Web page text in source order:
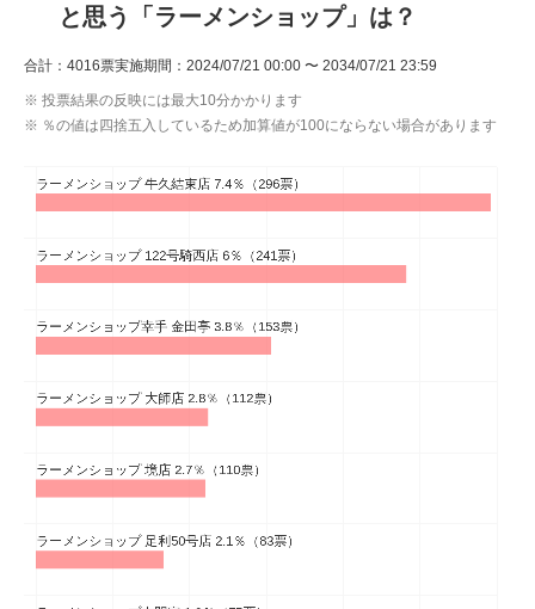
ITの今と未来を見通す
進化するPCとデバイスの未来
好きが集まる 比べて選べる
企業ITのトレンドを詳説
経営リーダーのコミュニティ
ITエンジニア向け専門サイト
企業向けIT製品の総合サイト
と思う「ラーメンショップ」は？
合計：4016票実施期間：2024/07/21 00:00 〜 2034/07/21 23:59
※ 投票結果の反映には最大10分かかります
※ ％の値は四捨五入しているため加算値が100にならない場合があります